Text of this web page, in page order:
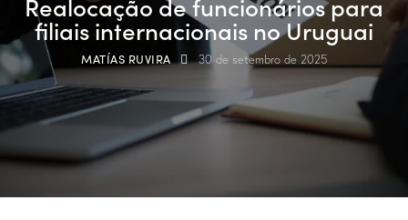
filiais internacionais no Uruguai
MATÍAS RUVIRA 30 de setembro de 2025